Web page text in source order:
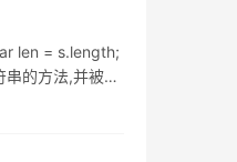
len = s.length;
的方法,并被用